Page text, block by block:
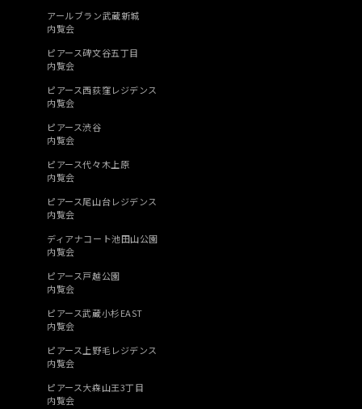
アールブラン武蔵新城
内覧会
ピアース碑文谷五丁目
内覧会
ピアース西荻窪レジデンス
内覧会
ピアース渋谷
内覧会
ピアース代々木上原
内覧会
ピアース尾山台レジデンス
内覧会
ディアナコート池田山公園
内覧会
ピアース戸越公園
内覧会
ピアース武蔵小杉EAST
内覧会
ピアース上野毛レジデンス
内覧会
ピアース大森山王3丁目
内覧会